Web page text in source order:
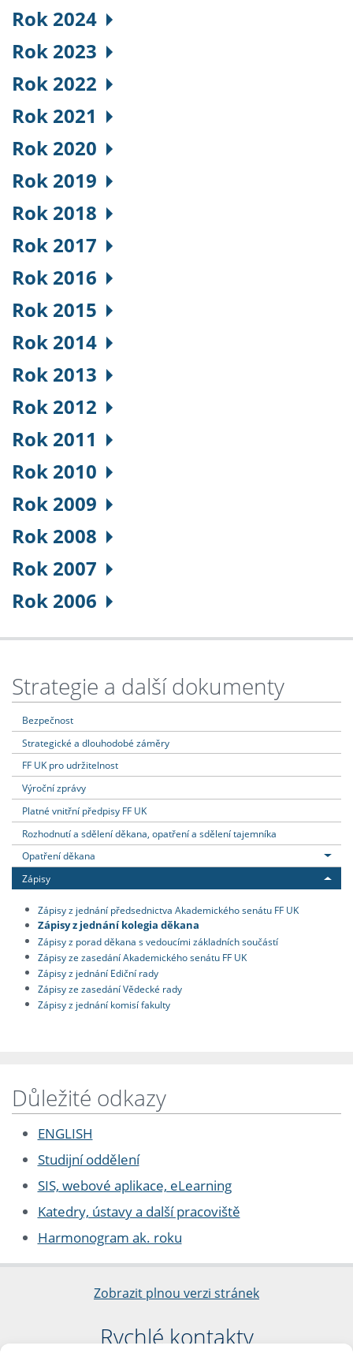
Rok 2024
Rok 2023
Rok 2022
Rok 2021
Rok 2020
Rok 2019
Rok 2018
Rok 2017
Rok 2016
Rok 2015
Rok 2014
Rok 2013
Rok 2012
Rok 2011
Rok 2010
Rok 2009
Rok 2008
Rok 2007
Rok 2006
Strategie a další dokumenty
Bezpečnost
Strategické a dlouhodobé záměry
FF UK pro udržitelnost
Výroční zprávy
Platné vnitřní předpisy FF UK
Rozhodnutí a sdělení děkana, opatření a sdělení tajemníka
Opatření děkana
Zápisy
Zápisy z jednání předsednictva Akademického senátu FF UK
Zápisy z jednání kolegia děkana
Zápisy z porad děkana s vedoucími základních součástí
Zápisy ze zasedání Akademického senátu FF UK
Zápisy z jednání Ediční rady
Zápisy ze zasedání Vědecké rady
Zápisy z jednání komisí fakulty
Důležité odkazy
ENGLISH
Studijní oddělení
SIS, webové aplikace, eLearning
Katedry, ústavy a další pracoviště
Harmonogram ak. roku
Zobrazit plnou verzi stránek
Rychlé kontakty